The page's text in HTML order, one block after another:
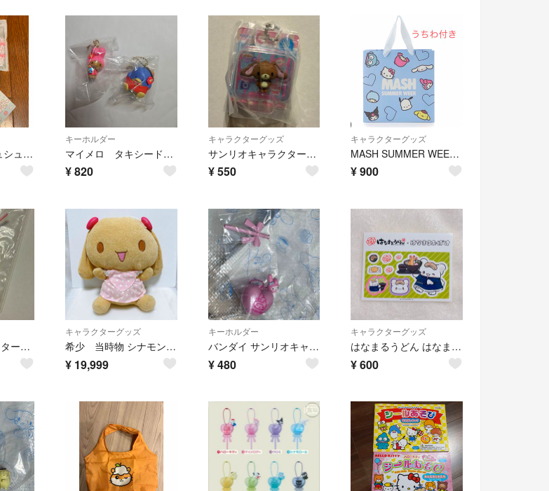
シナモロール シュシュ ヘアバンド ×2
キーホルダー
マイメロ タキシードサム 日焼け ガチャガチャ キーホルダー
¥820
キャラクターグッズ
サンリオキャラクターズ パッケージミニチュアコレクション
¥550
キャラクターグッズ
MASH SUMMER WEEK サンリオ ショッパー 紙袋
¥900
サンリオキャラクターズ ななほしカラフルマルチチャーム
キャラクターグッズ
希少 当時物 シナモン モカ ぬいぐるみ おやつタイムシリーズ スーパーDX
¥ 19,999
キーホルダー
バンダイ サンリオキャラクターズ バルーンポップチャーム マイメロディ
¥480
キャラクターグッズ
はなまるうどん はなまるおばけ シール ステッカー
¥600